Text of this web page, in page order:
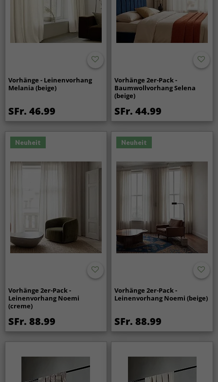
Vorhänge - Leinenvorhang
Melania (beige)
SFr. 46.99
Vorhänge 2er-Pack -
Baumwollvorhang Selena
(beige)
SFr. 44.99
Neuheit
Vorhänge 2er-Pack -
Leinenvorhang Noemi
(creme)
SFr. 88.99
Neuheit
Vorhänge 2er-Pack -
Leinenvorhang Noemi (beige)
SFr. 88.99